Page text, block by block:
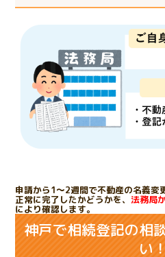
申請から1～2週間で不動産の名義変
正常に完了したかどうかを、 法務局
により確認します。
神戸で相続登記の相
い！